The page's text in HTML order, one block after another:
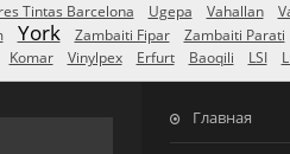
Tintas Barcelona Ugepa Vahallan
York Zambaiti Fipar Zambaiti Parati
Komar Vinylpex Erfurt Baoqili LSI
Главная